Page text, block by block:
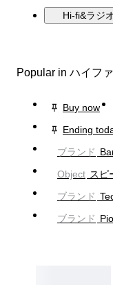
Hi-fi&ラジ
Popular in ハイフ
Buy now
Ending
ブランド
Object スピ
ブランド
ブランド